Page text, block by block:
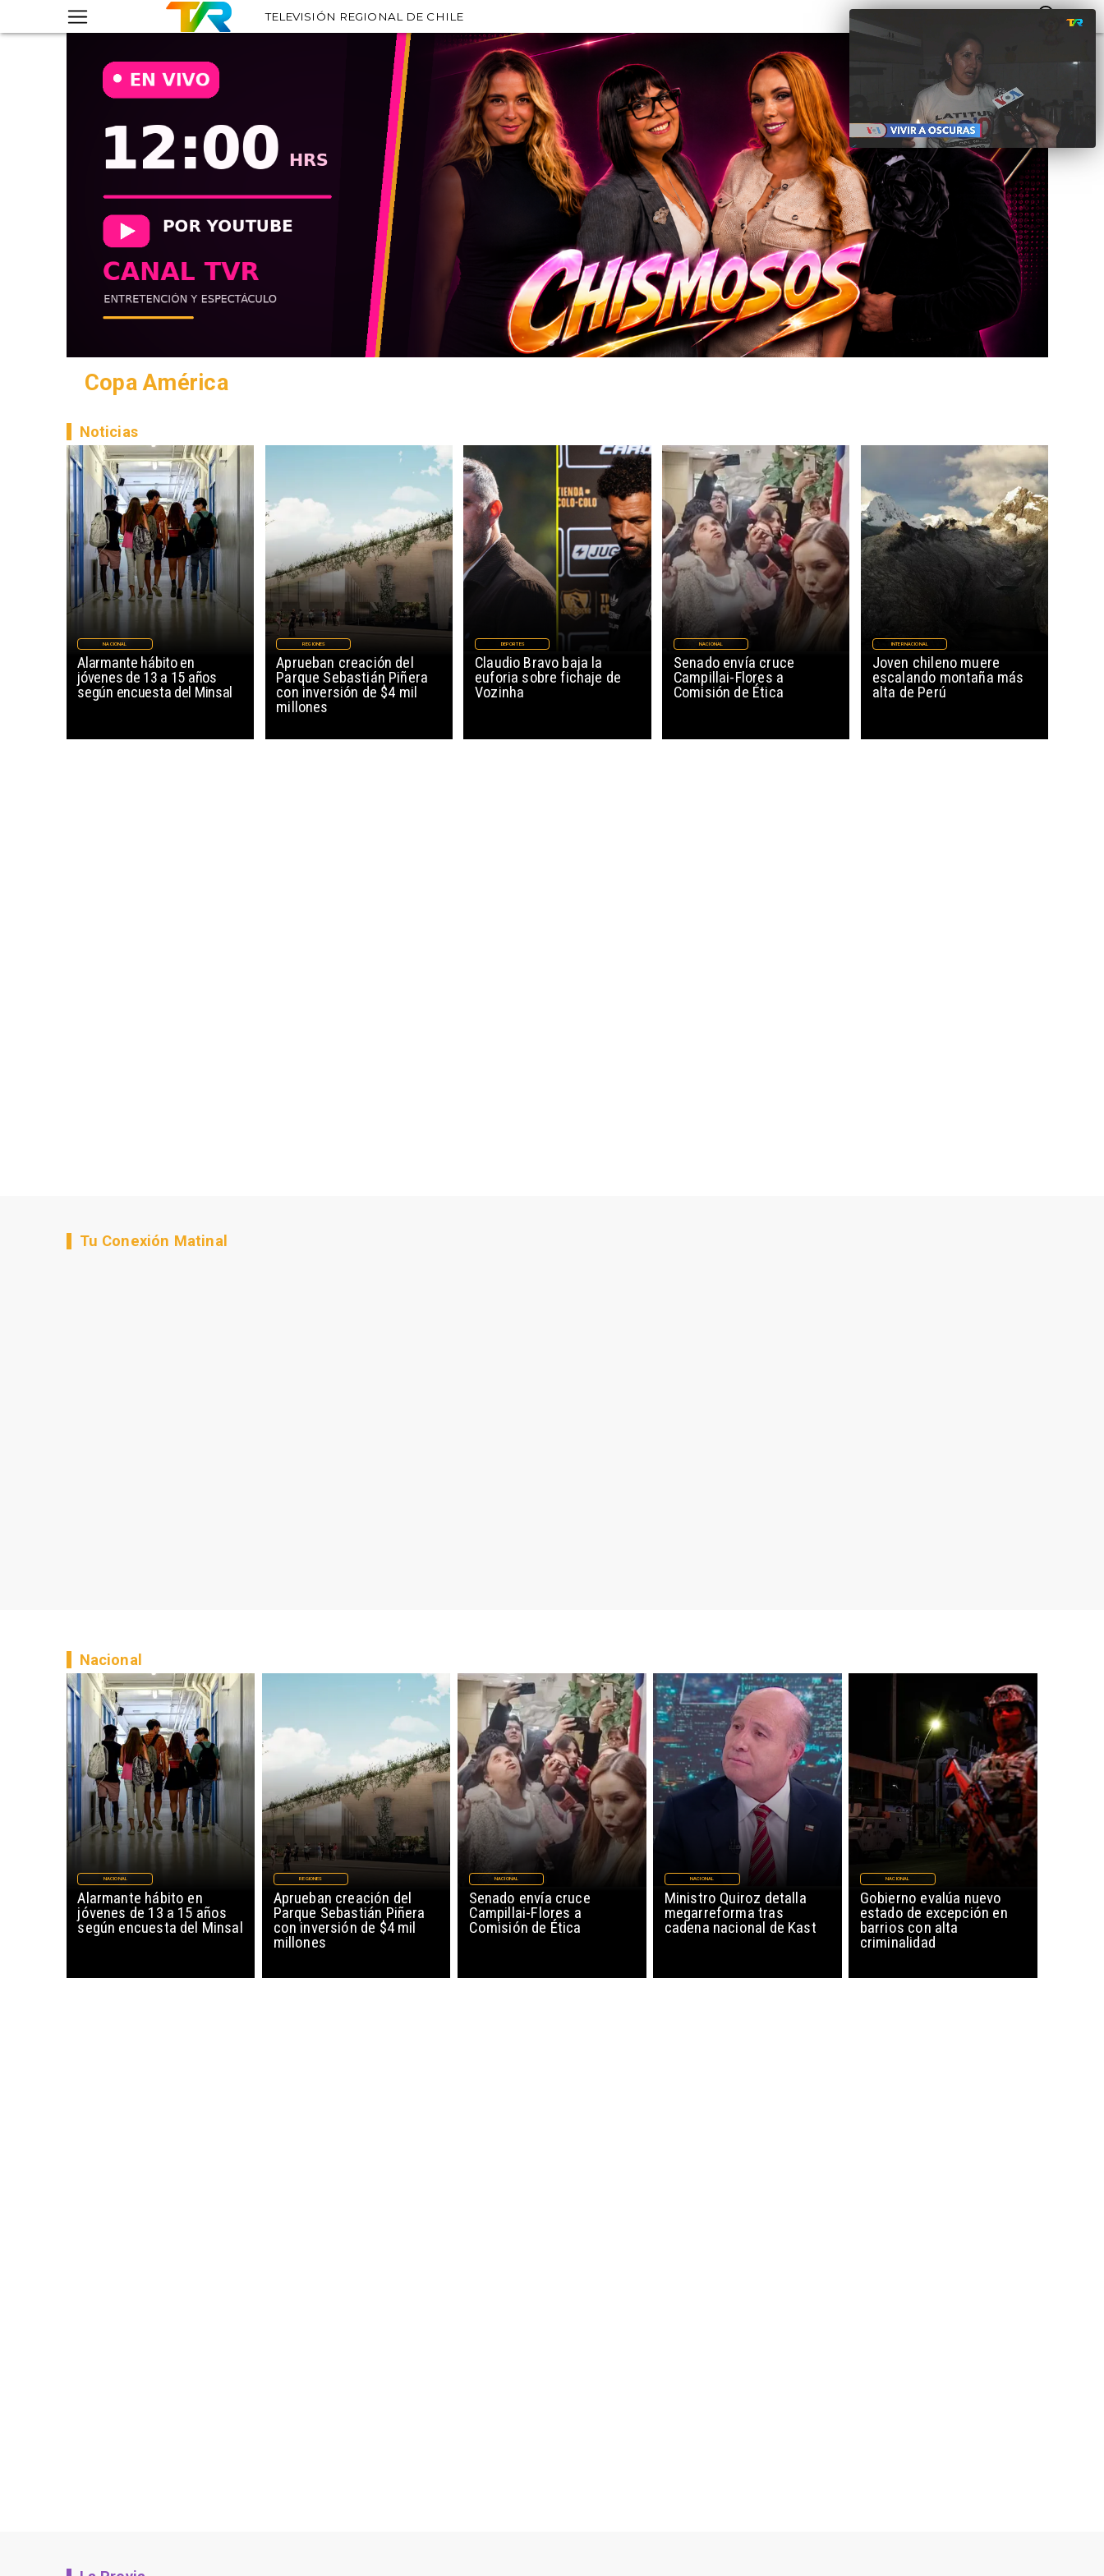
TELEVISIÓN REGIONAL DE CHILE
Copa América
Alarmante hábito en
jóvenes de 13 a 15 años
según encuesta del Minsal
NACIONAL
Noticias
Aprueban creación del
Parque Sebastián Piñera
con inversión de $4 mil
millones
REGIONES
Claudio Bravo baja la
euforia sobre fichaje de
Vozinha
DEPORTES
Senado envía cruce
Campillai-Flores a
Comisión de Ética
NACIONAL
Joven chileno muere
escalando montaña más
alta de Perú
INTERNACIONAL
Tu Conexión Matinal
Alarmante hábito en
jóvenes de 13 a 15 años
según encuesta del Minsal
NACIONAL
Aprueban creación del
Parque Sebastián Piñera
con inversión de $4 mil
millones
REGIONES
Senado envía cruce
Campillai-Flores a
Comisión de Ética
NACIONAL
Ministro Quiroz detalla
megarreforma tras
cadena nacional de Kast
NACIONAL
Gobierno evalúa nuevo
estado de excepción en
barrios con alta
criminalidad
NACIONAL
Nacional